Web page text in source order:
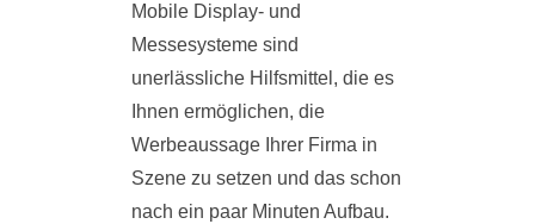
Mobile Display- und
Messesysteme sind
unerlässliche Hilfsmittel, die es
Ihnen ermöglichen, die
Werbeaussage Ihrer Firma in
Szene zu setzen und das schon
nach ein paar Minuten Aufbau.